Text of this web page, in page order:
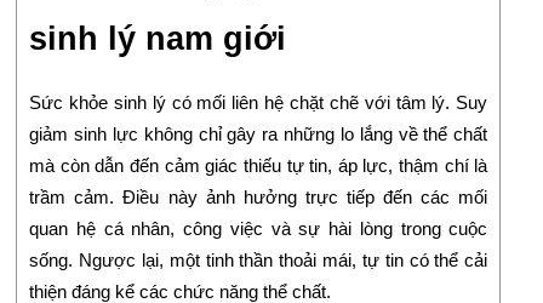
sinh lý nam giới
Sức khỏe sinh lý có mối liên hệ chặt chẽ với tâm lý. Suy
giảm sinh lực không chỉ gây ra những lo lắng về thể chất
mà còn dẫn đến cảm giác thiếu tự tin, áp lực, thậm chí là
trầm cảm. Điều này ảnh hưởng trực tiếp đến các mối
quan hệ cá nhân, công việc và sự hài lòng trong cuộc
sống. Ngược lại, một tinh thần thoải mái, tự tin có thể cải
thiện đáng kể các chức năng thể chất.